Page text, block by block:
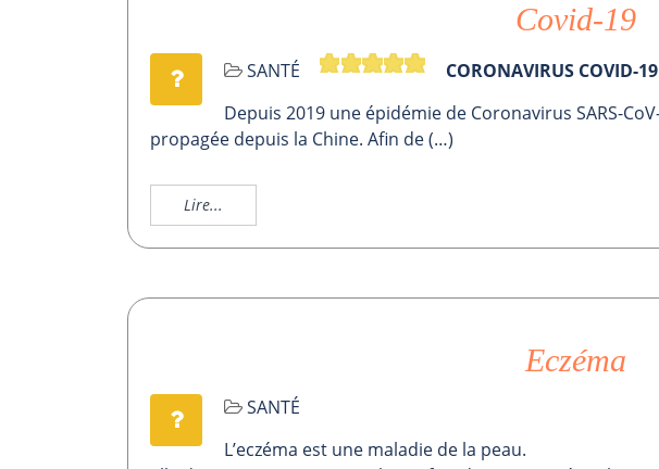
Covid-19
SANTÉ
CORONAVIRUS COVID-19
Depuis 2019 une épidémie de Coronavirus SARS-
propagée depuis la Chine. Afin de (…)
Lire...
Eczéma
SANTÉ
L’eczéma est une maladie de la peau.